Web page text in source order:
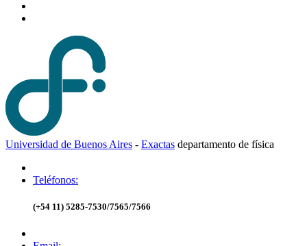
Universidad de Buenos Aires - Exactas departamento de física
Teléfonos:
(+54 11) 5285-7530/7565/7566